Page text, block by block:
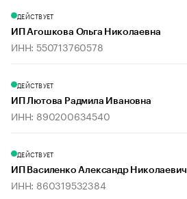
ДЕЙСТВУЕТ
ИП Агошкова Ольга Николаевна
ИНН: 550713760578
ДЕЙСТВУЕТ
ИП Лютова Радмила Ивановна
ИНН: 890200634540
ДЕЙСТВУЕТ
ИП Василенко Александр Николаевич
ИНН: 860319532384